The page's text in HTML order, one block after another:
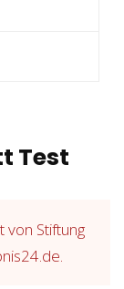
Test
von Stiftung